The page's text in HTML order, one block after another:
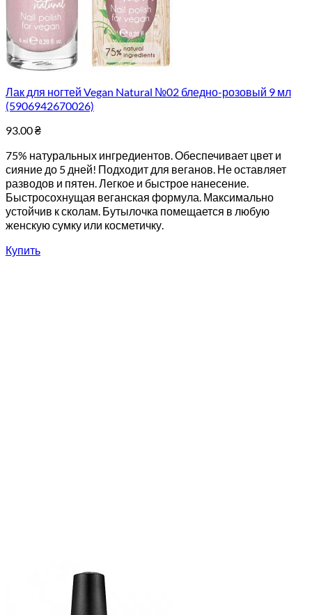
Лак для ногтей Vegan Natural №02 бледно-розовый 9 мл
(5906942670026)
93.00₴
75% натуральных ингредиентов. Обеспечивает цвет и
сияние до 5 дней! Подходит для веганов. Не оставляет
разводов и пятен. Легкое и быстрое нанесение.
Быстросохнущая веганская формула. Максимально
устойчив к сколам. Бутылочка помещается в любую
женскую сумку или косметичку.
Купить